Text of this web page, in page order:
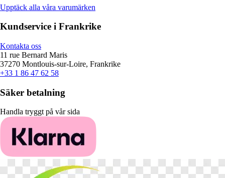
Upptäck alla våra varumärken
Kundservice i Frankrike
Kontakta oss
11 rue Bernard Maris
37270 Montlouis-sur-Loire, Frankrike
+33 1 86 47 62 58
Säker betalning
Handla tryggt på vår sida